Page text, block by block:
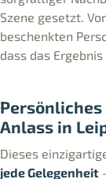
Szene gesetzt.
beschenkten
dass das
Anlass in
Dieses
jede Gelegenheit